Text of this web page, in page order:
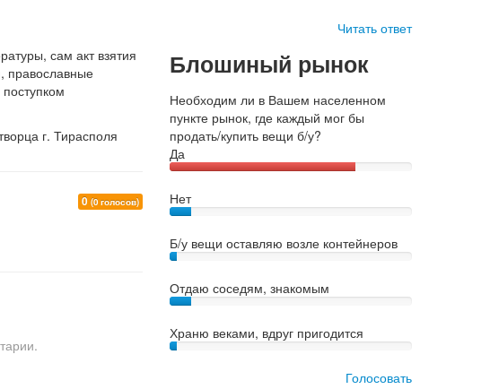
сам акт взятия
православные
г. Тирасполя
0 (0 голосов)
Читать ответ
Блошиный рынок
Необходим ли в Вашем населенном
пункте рынок, где каждый мог бы
продать/купить вещи б/у?
Да
Нет
Б/у вещи оставляю возле контейнеров
Отдаю соседям, знакомым
Храню веками, вдруг пригодится
Голосовать